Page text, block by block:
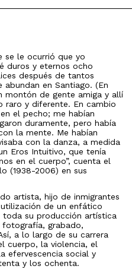
se le ocurrió que yo
duros y eternos ocho
después de tantos
en Santiago. (En
montón de gente amiga y allí
raro y diferente. En cambio
el pecho; me habían
duramente, pero había
la mente. Me habían
con la danza, a medida
Eros Intuitivo, que tenía
en el cuerpo”, cuenta el
(1938-2006) en sus
artista, hijo de inmigrantes
de un enfático
toda su producción artística
grabado,
a lo largo de su carrera
cuerpo, la violencia, el
efervescencia social y
y los ochenta.